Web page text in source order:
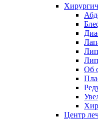
Об
Центр